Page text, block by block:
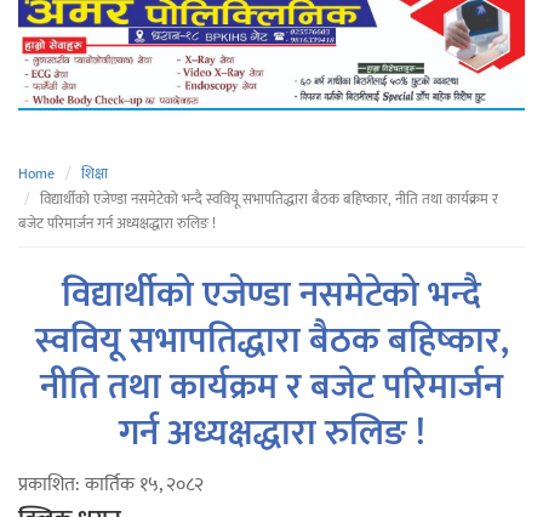
Home
शिक्षा
विद्यार्थीको एजेण्डा नसमेटेको भन्दै स्ववियू सभापतिद्धारा बैठक बहिष्कार, नीति तथा कार्यक्रम र
बजेट परिमार्जन गर्न अध्यक्षद्धारा रुलिङ !
विद्यार्थीको एजेण्डा नसमेटेको भन्दै
स्ववियू सभापतिद्धारा बैठक बहिष्कार,
नीति तथा कार्यक्रम र बजेट परिमार्जन
गर्न अध्यक्षद्धारा रुलिङ !
प्रकाशित: कार्तिक १५, २०८२